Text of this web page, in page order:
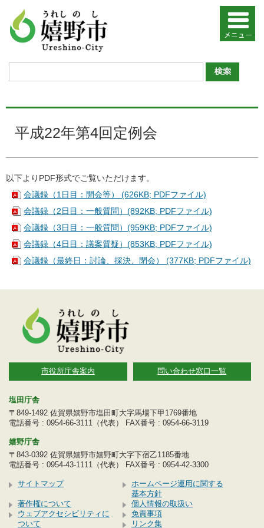
平成22年第4回定例会
以下よりPDF形式でご覧いただけます。
会議録（1日目：開会等） (626KB; PDFファイル)
会議録（2日目：一般質問）(892KB; PDFファイル)
会議録（3日目：一般質問）(959KB; PDFファイル)
会議録（4日目：議案質疑）(853KB; PDFファイル)
会議録（最終日：討論、採決、閉会） (377KB; PDFファイル)
市役所庁舎案内 問い合わせ窓口一覧
塩田庁舎
〒849-1492 佐賀県嬉野市塩田町大字馬場下甲1769番地
電話番号 : 0954-66-3111（代表） FAX番号 : 0954-66-3119
嬉野庁舎
〒843-0392 佐賀県嬉野市嬉野町大字下宿乙1185番地
電話番号 : 0954-43-1111（代表） FAX番号 : 0954-42-3300
サイトマップ
ホームページ運用に関する
基本方針
著作権について
個人情報の取扱い
ウェブアクセシビリティに
ついて
免責事項
リンク集